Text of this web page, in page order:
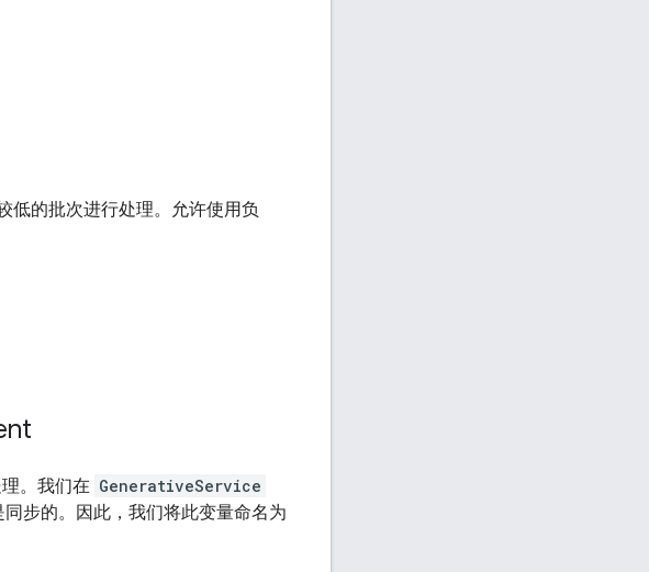
低的批次进行处理。允许使用负
。我们在 GenerativeService
步的。因此，我们将此变量命名为